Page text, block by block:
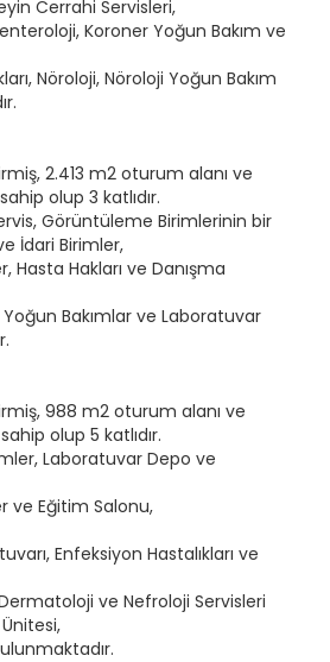
Cerrahi Servisleri,
Koroner Yoğun Bakım ve
Nöroloji, Nöroloji Yoğun Bakım
2.413 m2 oturum alanı ve
olup 3 katlıdır.
Görüntüleme Birimlerinin bir
İdari Birimler,
Hasta Hakları ve Danışma
Bakımlar ve Laboratuvar
988 m2 oturum alanı ve
olup 5 katlıdır.
Laboratuvar Depo ve
ve Eğitim Salonu,
Enfeksiyon Hastalıkları ve
ve Nefroloji Servisleri